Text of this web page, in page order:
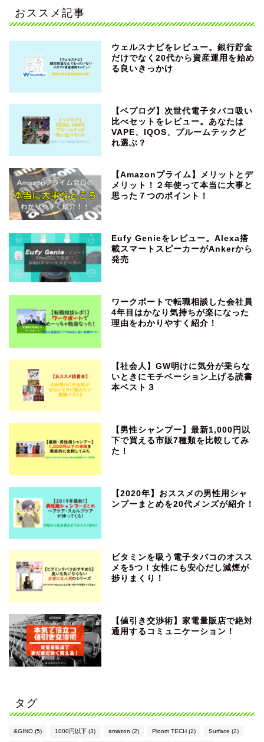
おススメ記事
ウェルスナビをレビュー。銀行貯金
だけでなく20代から資産運用を始め
る良いきっかけ
【ベプログ】次世代電子タバコ吸い
比べセットをレビュー。あなたは
VAPE、IQOS、プルームテックど
れ選ぶ？
【Amazonプライム】メリットとデ
メリット！２年使って本当に大事と
思った７つのポイント！
Eufy Genieをレビュー。Alexa搭
載スマートスピーカーがAnkerから
発売
ワークポートで転職相談した会社員
4年目はかなり気持ちが楽になった
理由をわかりやすく紹介！
【社会人】GW明けに気分が乗らな
いときにモチベーション上げる読書
本ベスト３
【男性シャンプー】最新1,000円以
下で買える市販7種類を比較してみ
た！
【2020年】おススメの男性用シャ
ンプーまとめを20代メンズが紹介！
ビタミンを吸う電子タバコのオスス
メを5つ！女性にも安心だし減煙が
捗りまくり！
【値引き交渉術】家電量販店で絶対
通用するコミュニケーション！
タグ
&GINO (5) 1000円以下 (3) amazon (2) Ploom TECH (2) Surface (2)